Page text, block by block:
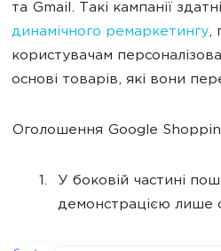
та Gmail. Такі кампанії
динамічного ремаркетингу,
користувачам
основі товарів, які вони
Оголошення Google
У боковій частині
демонстрацією лише